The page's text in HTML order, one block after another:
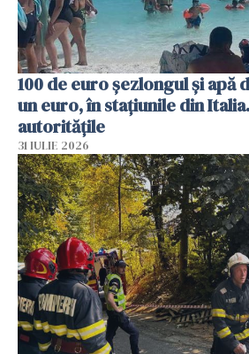
100 de euro șezlongul și apă
un euro, în stațiunile din
autoritățile
31 IULIE 2026